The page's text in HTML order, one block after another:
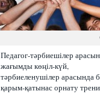
Педагог-тәрбиешілер
жағымды көңіл-күй,
тәрбиеленушілер арасында
қарым-қатынас орнату